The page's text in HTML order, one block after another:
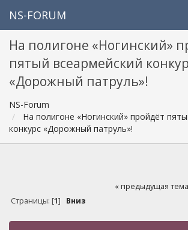
NS-FORUM
На полигоне «Ногинский»
пятый всеармейский
«Дорожный патруль»!
NS-Forum
На полигоне «Ногинский» пройдёт
конкурс «Дорожный патруль»!
« предыдущая тема
Страницы: [1] Вниз